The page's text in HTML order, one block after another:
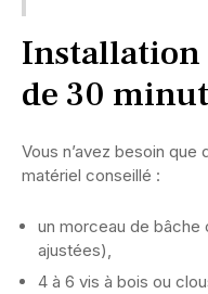
Installation
de 30
Vous n’avez besoin
matériel conseillé :
un morceau de bâche
ajustées),
4 à 6 vis à bois ou